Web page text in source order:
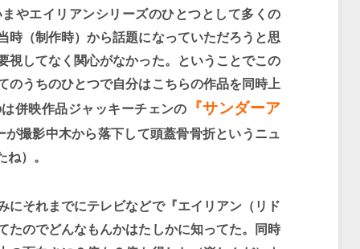
やエイリアンシリーズのひとつとして多くの
時（制作時）から話題になっていただろうと思
視してなく関心がなかった。ということでこの
のうちのひとつで自分はこちらの作品を同時上
併映作品ジャッキーチェンの
『サンダーア
撮影中木から落下して頭蓋骨骨折というニュ
）。
にそれまでにテレビなどで『エイリアン（リド
たのでどんなもんかはたしかに知ってた。同時